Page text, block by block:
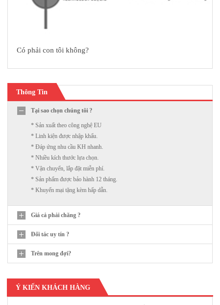
Có phải con tôi không?
Thông Tin
Tại sao chọn chúng tôi ?
* Sản xuất theo công nghệ EU
* Linh kiện được nhập khẩu.
* Đáp ứng nhu cầu KH nhanh.
* Nhiều kích thước lựa chọn.
* Vận chuyển, lắp đặt miễn phí.
* Sản phẩm được bảo hành 12 tháng.
* Khuyến mại tặng kèm hấp dẫn.
Giá cả phải chăng ?
Đối tác uy tín ?
Trên mong đợi?
Ý KIẾN KHÁCH HÀNG